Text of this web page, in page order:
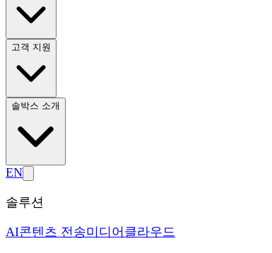
고객 지원
솔박스 소개
EN
솔루션
AI콘텐츠 전송미디어 클라우드